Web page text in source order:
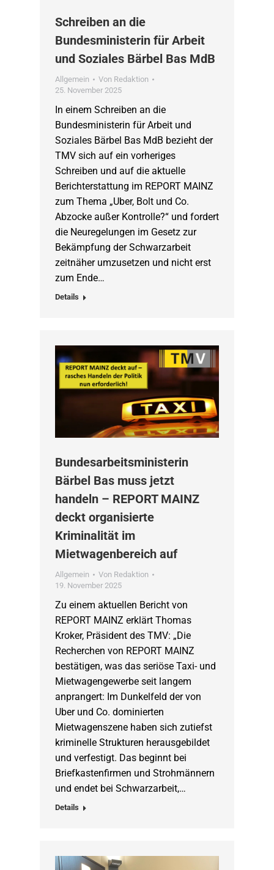
Schreiben an die
Bundesministerin für Arbeit
und Soziales Bärbel Bas MdB
Allgemein Von Redaktion
25. November 2025
In einem Schreiben an die
Bundesministerin für Arbeit und
Soziales Bärbel Bas MdB bezieht der
TMV sich auf ein vorheriges
Schreiben und auf die aktuelle
Berichterstattung im REPORT MAINZ
zum Thema „Uber, Bolt und Co.
Abzocke außer Kontrolle?“ und fordert
die Neuregelungen im Gesetz zur
Bekämpfung der Schwarzarbeit
zeitnäher umzusetzen und nicht erst
zum Ende…
Details
Bundesarbeitsministerin
Bärbel Bas muss jetzt
handeln – REPORT MAINZ
deckt organisierte
Kriminalität im
Mietwagenbereich auf
Allgemein Von Redaktion
19. November 2025
Zu einem aktuellen Bericht von
REPORT MAINZ erklärt Thomas
Kroker, Präsident des TMV: „Die
Recherchen von REPORT MAINZ
bestätigen, was das seriöse Taxi- und
Mietwagengewerbe seit langem
anprangert: Im Dunkelfeld der von
Uber und Co. dominierten
Mietwagenszene haben sich zutiefst
kriminelle Strukturen herausgebildet
und verfestigt. Das beginnt bei
Briefkastenfirmen und Strohmännern
und endet bei Schwarzarbeit,…
Details